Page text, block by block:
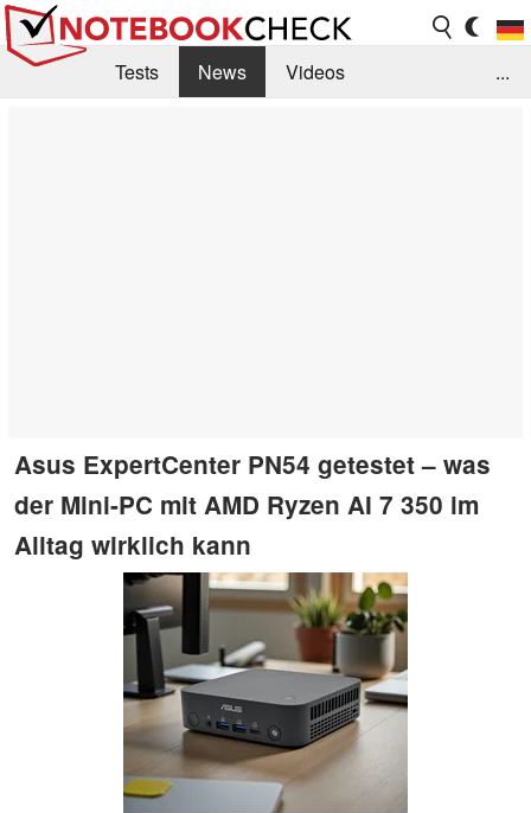
Tests News
Videos
...
Asus ExpertCenter PN54 getestet – was
der Mini-PC mit AMD Ryzen AI 7 350 im
Alltag wirklich kann